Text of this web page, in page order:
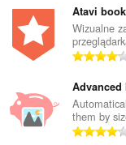
Atavi
Wizualne
Advanced
them by